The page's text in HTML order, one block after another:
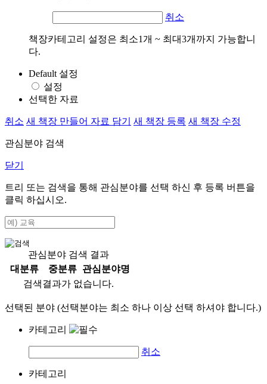
취소
책장카테고리 설정은 최소1개 ~ 최대3개까지 가능합니
다.
Default 설정
설정
선택한 자료
취소 새 책장 만들어 자료 담기 새 책장 등록 새 책장 수정
관심분야 검색
닫기
트리 또는 검색을 통해 관심분야를 선택 하신 후 등록 버튼을
클릭 하십시오.
관심분야 검색 결과
대분류
중분류
관심분야명
검색결과가 없습니다.
선택된 분야 (선택분야는 최소 하나 이상 선택 하셔야 합니다.)
카테고리
취소
카테고리